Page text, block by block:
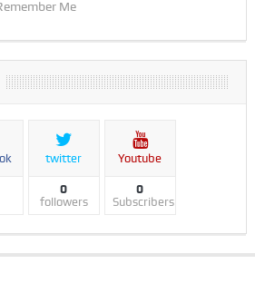
Me
twitter
0
followers
Youtube
0
Subscribers